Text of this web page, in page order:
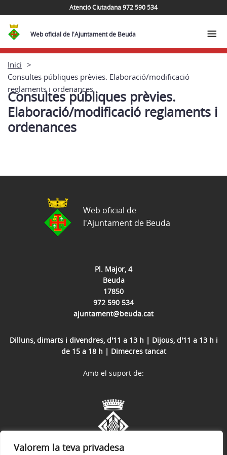
Valorem la teva privadesa
Atenció Ciutadana 972 590 534
Web oficial de l'Ajuntament de Beuda
Inici
Consultes públiques prèvies. Elaboració/modificació
reglaments i ordenances
Consultes públiques prèvies.
Elaboració/modificació reglaments i
ordenances
Pl. Major, 4
Beuda
17850
972 590 534
ajuntament@beuda.cat
Dilluns, dimarts i divendres, d'11 a 13 h | Dijous, d'11 a 13 h i
de 15 a 18 h | Dimecres tancat
Web oficial de
l'Ajuntament de Beuda
Amb el suport de: